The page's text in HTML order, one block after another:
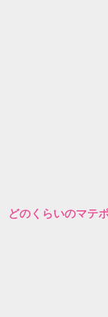
どのくらいのマテ